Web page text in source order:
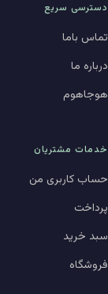
دسترسی سریع
تماس باما
درباره ما
هوجاهوم
خدمات مشتریان
حساب کاربری من
پرداخت
سبد خرید
فروشگاه